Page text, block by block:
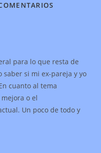
para lo que resta de
saber si mi ex-pareja y yo
cuanto al tema
o el
Un poco de todo y